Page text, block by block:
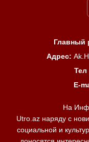
Главный
Адрес:
Тел
E-
На
Utro.az наряду с
социальной и